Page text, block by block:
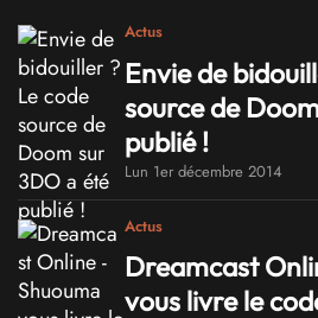
Actus
Envie de
source de
publié !
Lun 1er décembre 2014
Actus
Dreamcast
vous livre le